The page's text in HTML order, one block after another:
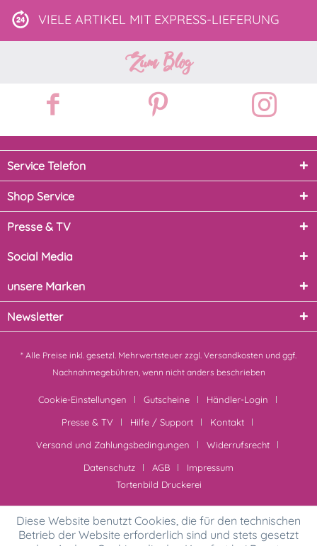
VIELE ARTIKEL MIT EXPRESS-LIEFERUNG
Zum Blog
Service Telefon
Shop Service
Presse & TV
Social Media
unsere Marken
Newsletter
* Alle Preise inkl. gesetzl. Mehrwertsteuer zzgl. Versandkosten und ggf.
Nachnahmegebühren, wenn nicht anders beschrieben
Cookie-Einstellungen Gutscheine
Händler-Login
Presse & TV
Hilfe / Support
Kontakt
Versand und Zahlungsbedingungen
Widerrufsrecht
Datenschutz
AGB
Impressum
Tortenbild Druckerei
Diese Website benutzt Cookies, die für den technischen
Betrieb der Website erforderlich sind und stets gesetzt